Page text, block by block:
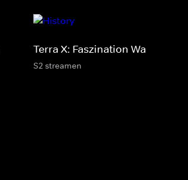
Terra X: Faszination Wasser
S2 streamen